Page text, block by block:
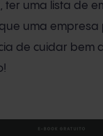
ter uma lista de
uma empresa
de cuidar bem